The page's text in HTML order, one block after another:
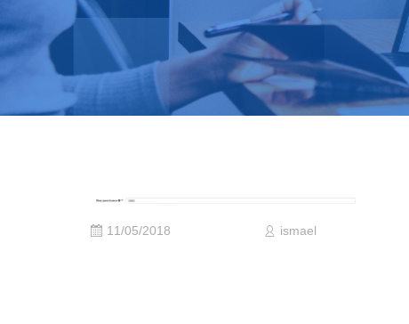
11/05/2018 ismael